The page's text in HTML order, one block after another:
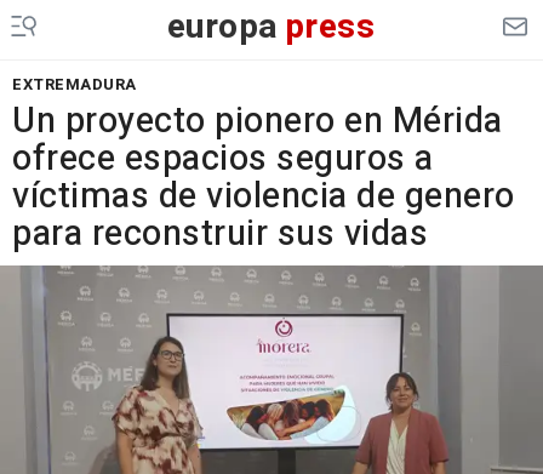
europa press
EXTREMADURA
Un proyecto pionero en Mérida
ofrece espacios seguros a
víctimas de violencia de genero
para reconstruir sus vidas